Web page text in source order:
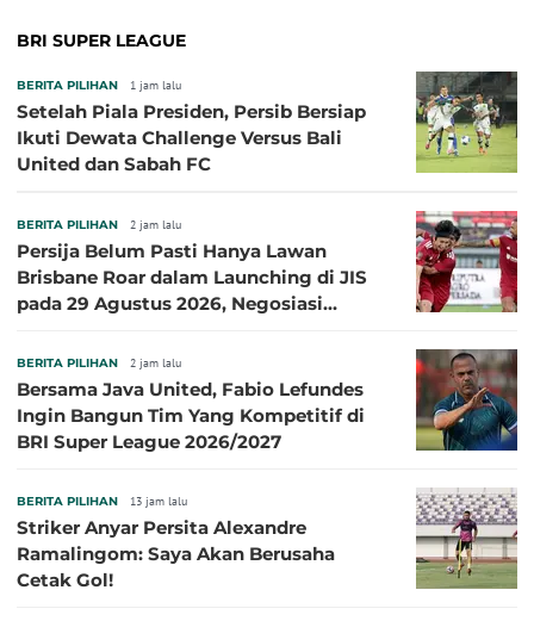
BRI SUPER LEAGUE
BERITA PILIHAN 1 jam lalu
Setelah Piala Presiden, Persib Bersiap
Ikuti Dewata Challenge Versus Bali
United dan Sabah FC
BERITA PILIHAN 2 jam lalu
Persija Belum Pasti Hanya Lawan
Brisbane Roar dalam Launching di JIS
pada 29 Agustus 2026, Negosiasi
BERITA PILIHAN 2 jam lalu
Bersama Java United, Fabio Lefundes
Ingin Bangun Tim Yang Kompetitif di
BRI Super League 2026/2027
BERITA PILIHAN 13 jam lalu
Striker Anyar Persita Alexandre
Ramalingom: Saya Akan Berusaha
Cetak Gol!